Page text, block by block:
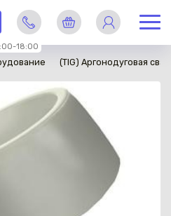
18:00
(TIG) Аргонодуговая